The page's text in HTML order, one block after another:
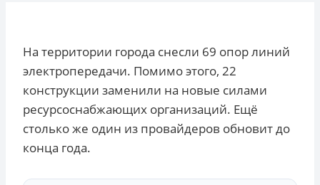
На территории города снесли 69 опор линий
электропередачи. Помимо этого, 22
конструкции заменили на новые силами
ресурсоснабжающих организаций. Ещё
столько же один из провайдеров обновит до
конца года.